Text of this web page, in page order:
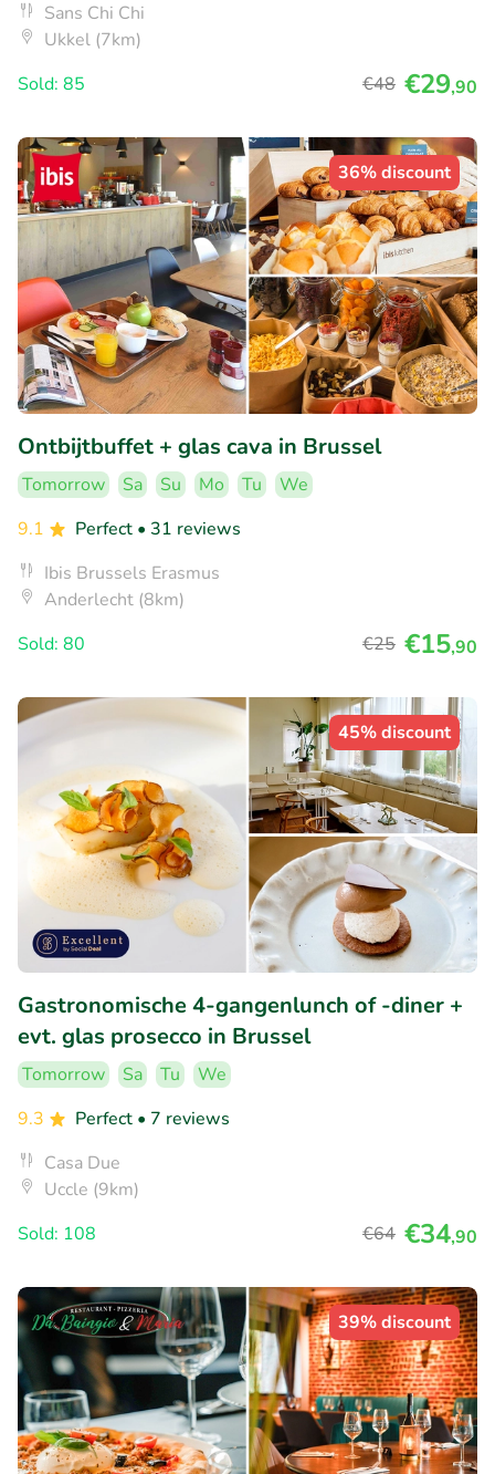
Sans Chi Chi
Ukkel (7km)
Sold: 85
€48 €29,90
36% discount
Ontbijtbuffet + glas cava in Brussel
Tomorrow Sa Su Mo Tu
We
9.1
Perfect • 31 reviews
Ibis Brussels Erasmus
Anderlecht (8km)
Sold: 80
€25 €15,90
45% discount
Gastronomische 4-gangenlunch of -diner +
evt. glas prosecco in Brussel
Tomorrow Sa Tu
We
9.3
Perfect • 7 reviews
Casa Due
Uccle (9km)
Sold: 108
€64 €34,90
39% discount